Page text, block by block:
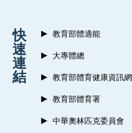
快
速
連
結
教育部體適能
大專體總
教育部體育健康資訊網
教育部體育署
中華奧林匹克委員會